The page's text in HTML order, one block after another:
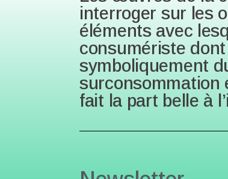
interroger sur les
éléments avec
consumériste
symboliquement
surconsommation
fait la part belle à